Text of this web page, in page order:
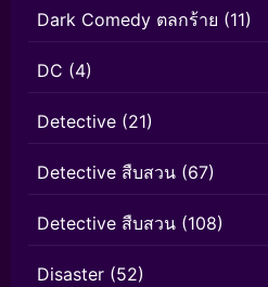
Dark Comedy ตลกร้าย (11)
DC (4)
Detective (21)
Detective สืบสวน (67)
Detective สืบสวน (108)
Disaster (52)